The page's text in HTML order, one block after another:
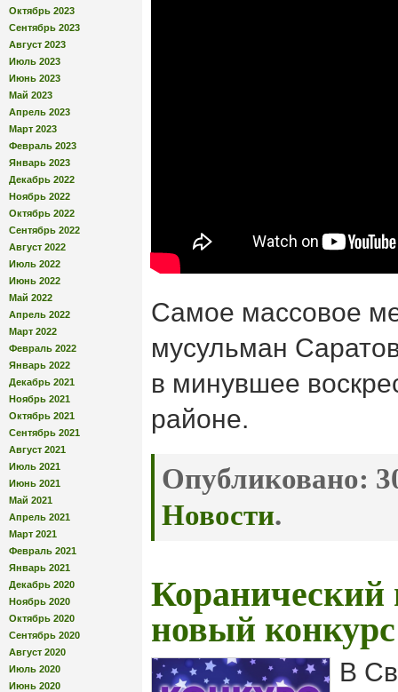
Октябрь 2023
Сентябрь 2023
Август 2023
Июль 2023
Июнь 2023
Май 2023
Апрель 2023
Март 2023
Февраль 2023
Январь 2023
Декабрь 2022
Ноябрь 2022
Октябрь 2022
Сентябрь 2022
Август 2022
Июль 2022
Июнь 2022
Май 2022
Апрель 2022
Март 2022
Февраль 2022
Январь 2022
Декабрь 2021
Ноябрь 2021
Октябрь 2021
Сентябрь 2021
Август 2021
Июль 2021
Июнь 2021
Май 2021
Апрель 2021
Март 2021
Февраль 2021
Январь 2021
Декабрь 2020
Ноябрь 2020
Октябрь 2020
Сентябрь 2020
Август 2020
Июль 2020
Июнь 2020
Самое массовое
мусульман
в минувшее
районе.
Опубликовано:
Новости.
Коранический
новый
В